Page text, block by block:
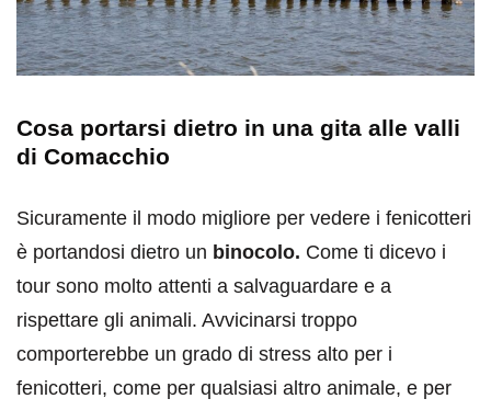
Cosa portarsi dietro in una gita alle valli
di Comacchio
Sicuramente il modo migliore per vedere i fenicotteri
è portandosi dietro un binocolo. Come ti dicevo i
tour sono molto attenti a salvaguardare e a
rispettare gli animali. Avvicinarsi troppo
comporterebbe un grado di stress alto per i
fenicotteri, come per qualsiasi altro animale, e per